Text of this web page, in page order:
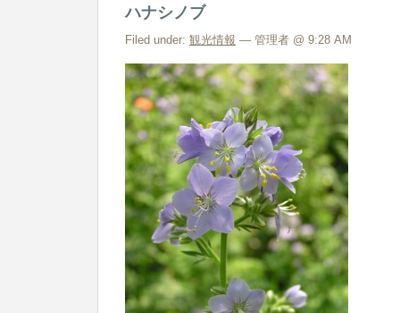
ハナシノブ
Filed under: 観光情報 — 管理者 @ 9:28 AM